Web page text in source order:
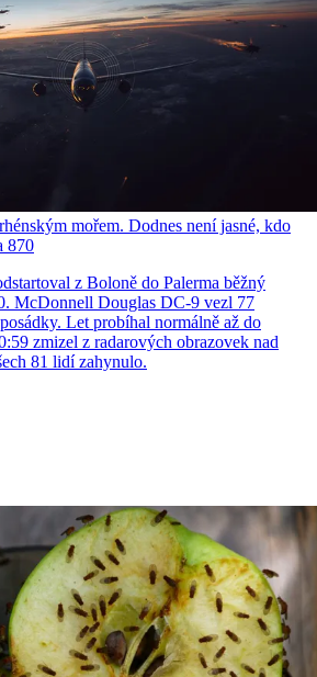
mořem. Dodnes není jasné, kdo
870
z Boloně do Palerma běžný
McDonnell Douglas DC-9 vezl 77
Let probíhal normálně až do
zmizel z radarových obrazovek nad
81 lidí zahynulo.